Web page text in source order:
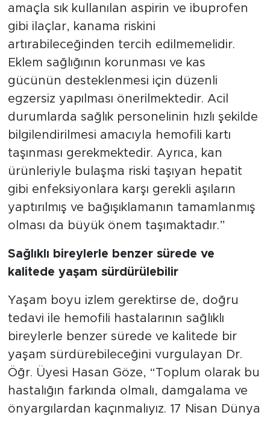
amaçla sık kullanılan aspirin ve ibuprofen
gibi ilaçlar, kanama riskini
artırabileceğinden tercih edilmemelidir.
Eklem sağlığının korunması ve kas
gücünün desteklenmesi için düzenli
egzersiz yapılması önerilmektedir. Acil
durumlarda sağlık personelinin hızlı şekilde
bilgilendirilmesi amacıyla hemofili kartı
taşınması gerekmektedir. Ayrıca, kan
ürünleriyle bulaşma riski taşıyan hepatit
gibi enfeksiyonlara karşı gerekli aşıların
yaptırılmış ve bağışıklamanın tamamlanmış
olması da büyük önem taşımaktadır.”
Sağlıklı bireylerle benzer sürede ve
kalitede yaşam sürdürülebilir
Yaşam boyu izlem gerektirse de, doğru
tedavi ile hemofili hastalarının sağlıklı
bireylerle benzer sürede ve kalitede bir
yaşam sürdürebileceğini vurgulayan Dr.
Öğr. Üyesi Hasan Göze, “Toplum olarak bu
hastalığın farkında olmalı, damgalama ve
önyargılardan kaçınmalıyız. 17 Nisan Dünya